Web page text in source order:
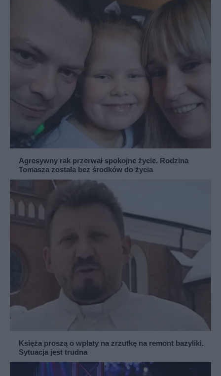
Agresywny rak przerwał spokojne życie. Rodzina
Tomasza została bez środków do życia
Księża proszą o wpłaty na zrzutkę na remont bazyliki.
Sytuacja jest trudna